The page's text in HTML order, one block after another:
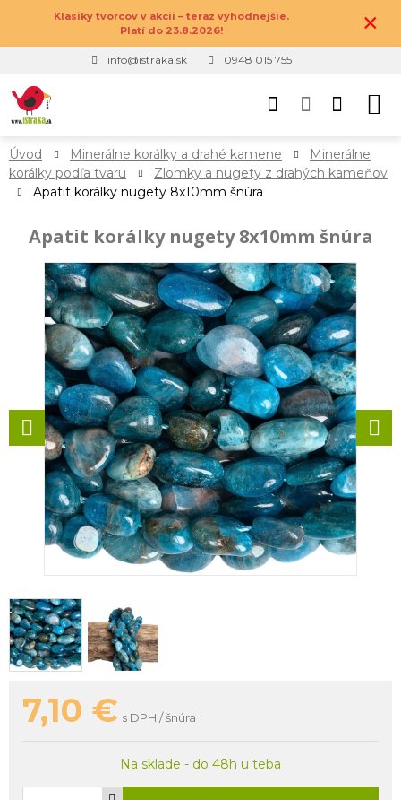
Klasiky tvorcov v akcii – teraz výhodnejšie.
Platí do 23.8.2026!
×
info@istraka.sk 0948 015 755
Úvod Minerálne korálky a drahé kamene
Minerálne
korálky podľa tvaru
Zlomky a nugety z drahých kameňov
Apatit korálky nugety 8x10mm šnúra
Apatit korálky nugety 8x10mm šnúra
7,10 € s DPH / šnúra
Na sklade - do 48h u teba